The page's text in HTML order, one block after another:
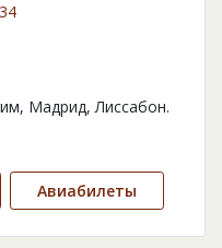
Мадрид, Лиссабон.
Авиабилеты